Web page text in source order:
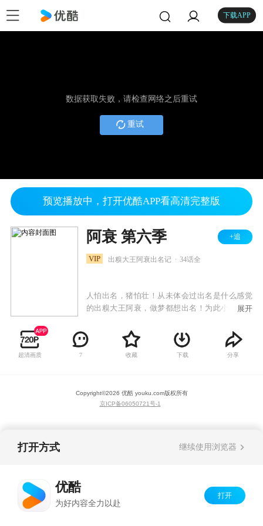
下载APP
数据获取失败，请检查网络之后重试
重试
预览播放中，打开优酷APP看高清完整版
阿衰 第六季 +追
VIP 出糗大王阿衰出名记 34话全
人怕出名，猪怕壮！从未体会过出名是什么感觉
的出糗大王阿衰，做梦都想出名！为此小衰衰敢
用纯洁的小心灵来感动世界，总能成为万人迷！
才高八斗大脸妹，运动健将小冲，腰缠万贯庄
库，教书育人金老师纷纷跳出表示不服，谁都能
而感动的搞笑故事。
展开
超清画质 7 收藏 下载 分享
Copyright©2026 优酷 youku.com版权所有
京ICP备06050721号-1
打开方式 继续使用浏览器
优酷
为好内容全力以赴
打开